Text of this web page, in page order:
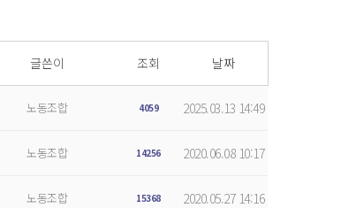
글쓴이 조회 날짜
노동조합 4059 2025.03.13 14:49
노동조합 14256 2020.06.08 10:17
노동조합 15368 2020.05.27 14:16